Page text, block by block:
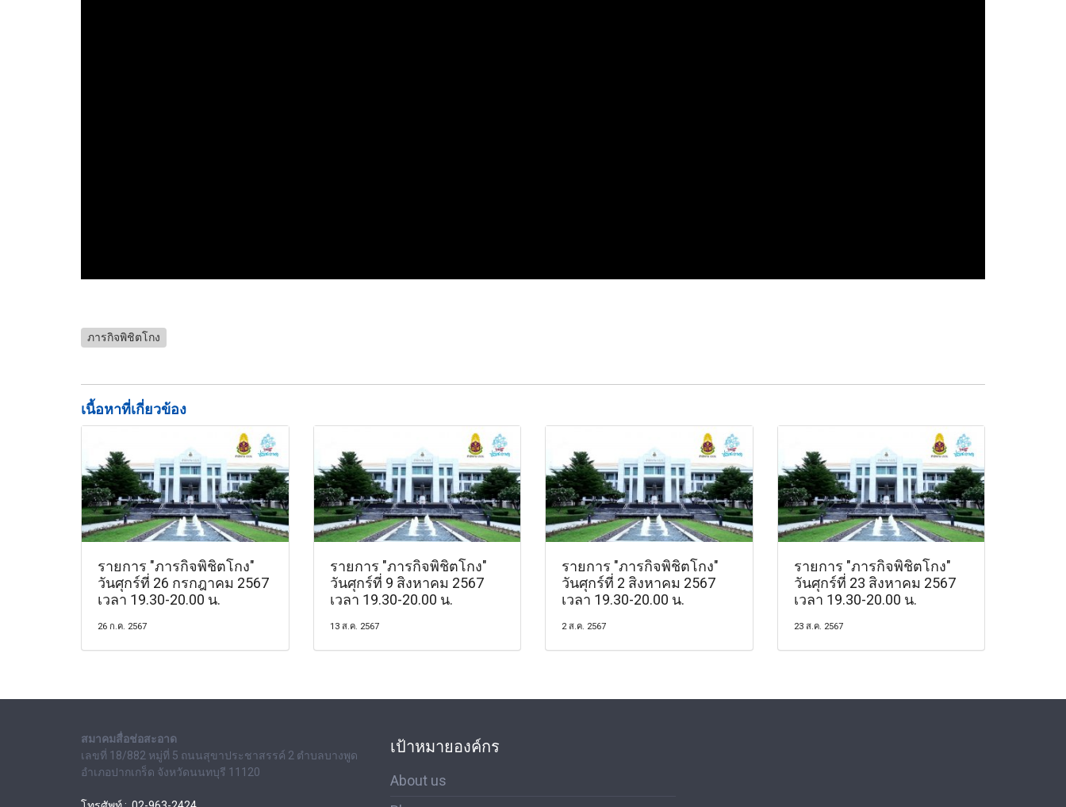
ภารกิจพิชิตโกง
เนื้อหาที่เกี่ยวข้อง
รายการ "ภารกิจพิชิตโกง"
วันศุกร์ที่ 26 กรกฎาคม 2567
เวลา 19.30-20.00 น.
26 ก.ค. 2567
รายการ "ภารกิจพิชิตโกง"
วันศุกร์ที่ 9 สิงหาคม 2567
เวลา 19.30-20.00 น.
13 ส.ค. 2567
รายการ "ภารกิจพิชิตโกง"
วันศุกร์ที่ 2 สิงหาคม 2567
เวลา 19.30-20.00 น.
2 ส.ค. 2567
รายการ "ภารกิจพิชิตโกง"
วันศุกร์ที่ 23 สิงหาคม 2567
เวลา 19.30-20.00 น.
23 ส.ค. 2567
สมาคมสื่อช่อสะอาด
เลขที่ 18/882 หมู่ที่ 5 ถนนสุขาประชาสรรค์ 2 ตำบลบางพูด
อำเภอปากเกร็ด จังหวัดนนทบุรี 11120
เป้าหมายองค์กร
About us